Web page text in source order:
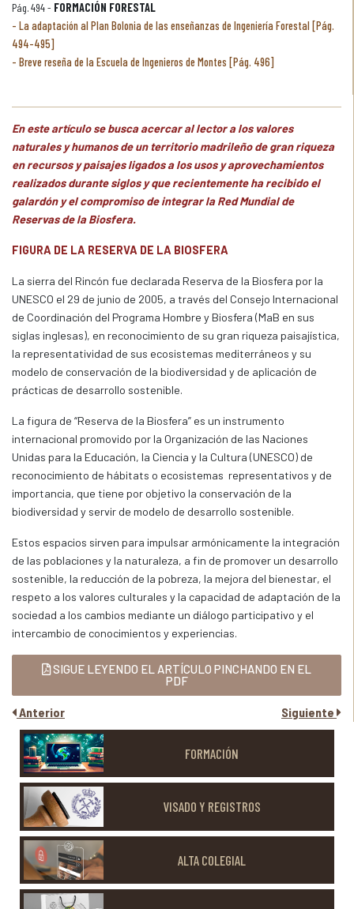
Pág. 494 - FORMACIÓN FORESTAL
La adaptación al Plan Bolonia de las enseñanzas de Ingeniería Forestal [Pág.
494-495]
Breve reseña de la Escuela de Ingenieros de Montes [Pág. 496]
En este artículo se busca acercar al lector a los valores
naturales y humanos de un territorio madrileño de gran riqueza
en recursos y paisajes ligados a los usos y aprovechamientos
realizados durante siglos y que recientemente ha recibido el
galardón y el compromiso de integrar la Red Mundial de
Reservas de la Biosfera.
FIGURA DE LA RESERVA DE LA BIOSFERA
La sierra del Rincón fue declarada Reserva de la Biosfera por la
UNESCO el 29 de junio de 2005, a través del Consejo Internacional
de Coordinación del Programa Hombre y Biosfera (MaB en sus
siglas inglesas), en reconocimiento de su gran riqueza paisajística,
la representatividad de sus ecosistemas mediterráneos y su
modelo de conservación de la biodiversidad y de aplicación de
prácticas de desarrollo sostenible.
La figura de “Reserva de la Biosfera” es un instrumento
internacional promovido por la Organización de las Naciones
Unidas para la Educación, la Ciencia y la Cultura (UNESCO) de
reconocimiento de hábitats o ecosistemas representativos y de
importancia, que tiene por objetivo la conservación de la
biodiversidad y servir de modelo de desarrollo sostenible.
Estos espacios sirven para impulsar armónicamente la integración
de las poblaciones y la naturaleza, a fin de promover un desarrollo
sostenible, la reducción de la pobreza, la mejora del bienestar, el
respeto a los valores culturales y la capacidad de adaptación de la
sociedad a los cambios mediante un diálogo participativo y el
intercambio de conocimientos y experiencias.
SIGUE LEYENDO EL ARTÍCULO PINCHANDO EN EL
PDF
Anterior Siguiente
FORMACIÓN
VISADO Y REGISTROS
ALTA COLEGIAL